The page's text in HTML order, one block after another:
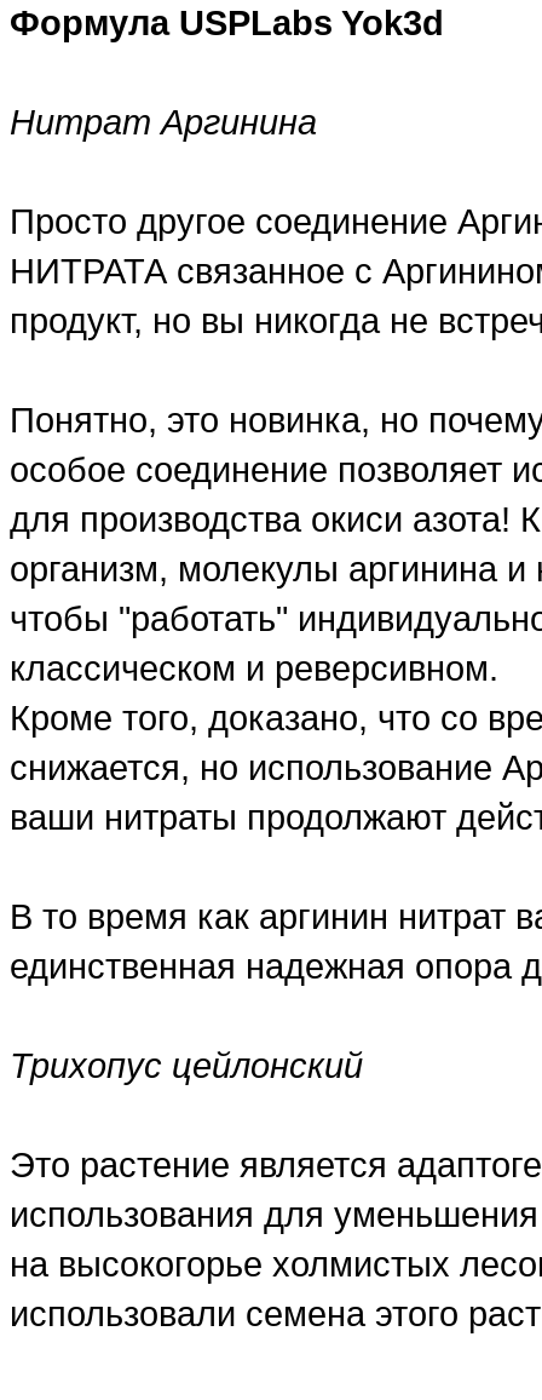
Формула USPLabs Yok3d
Нитрат Аргинина
Просто другое соединение
НИТРАТА связанное с
продукт, но вы никогда не
Понятно, это новинка, но
особое соединение позволяет
для производства окиси азота!
организм, молекулы аргинина и
чтобы "работать"
классическом и реверсивном.
Кроме того, доказано, что со
снижается, но использование
ваши нитраты продолжают
В то время как аргинин нитрат
единственная надежная опора
Трихопус цейлонский
Это растение является
использования для
на высокогорье холмистых
использовали семена этого